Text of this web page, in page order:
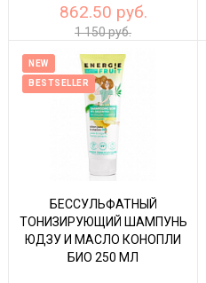
862.50 руб.
1 150 руб.
NEW
BESTSELLER
БЕССУЛЬФАТНЫЙ
ТОНИЗИРУЮЩИЙ ШАМПУНЬ
ЮДЗУ И МАСЛО КОНОПЛИ
БИО 250 МЛ